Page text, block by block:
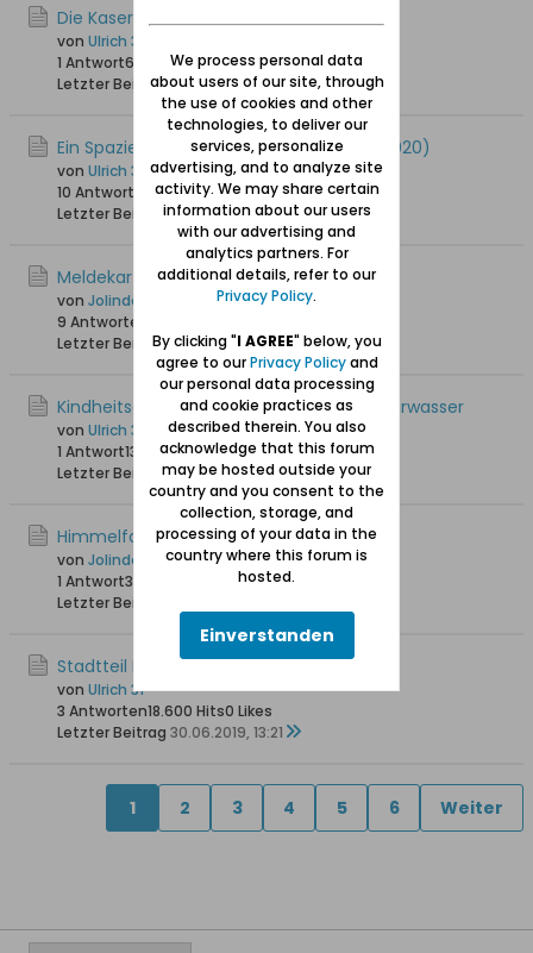
Die Kaserne in Neufahrwasser
von Ulrich 31
1 Antwort6.641 Hits 0 Likes
Letzter Beitrag18.07.2022, 14:22
Ein Spaziergang durch Neufahrwasser (2020)
von Ulrich 31
10 Antworten 10.460 Hits0 Likes
Letzter Beitrag02.07.2022, 22:07
Meldekarteien
von Jolinde
9 Antworten
Letzter Beitrag 26.10.2020, 14:08
Kindheitserinnerungen an Danzig-Neufahrwasser
von Ulrich 31
1 Antwort13.025 Hits0 Likes
Letzter Beitrag21.10.2020, 19:57
Himmelfahrtskirche
von Jolinde
1 Antwort3.775 Hits
0 Likes
Letzter Beitrag
Stadtteil Neufahrwasser
von Ulrich 31
3 Antworten18.600 Hits0 Likes
Letzter Beitrag 30.06.2019, 13:21
1 2 3 4 5 6 Weiter
We process personal data
about users of our site, through
the use of cookies and other
technologies, to deliver our
services, personalize
advertising, and to analyze site
activity. We may share certain
information about our users
with our advertising and
analytics partners. For
additional details, refer to our
Privacy Policy.
By clicking "I AGREE" below, you
agree to ourPrivacy Policyand
our personal data processing
and cookie practices as
described therein. You also
acknowledge that this forum
may be hosted outside your
country and you consent to the
collection, storage, and
processing of your data in the
country where this forum is
hosted.
Einverstanden